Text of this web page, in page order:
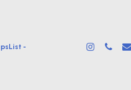
- instagram
phone